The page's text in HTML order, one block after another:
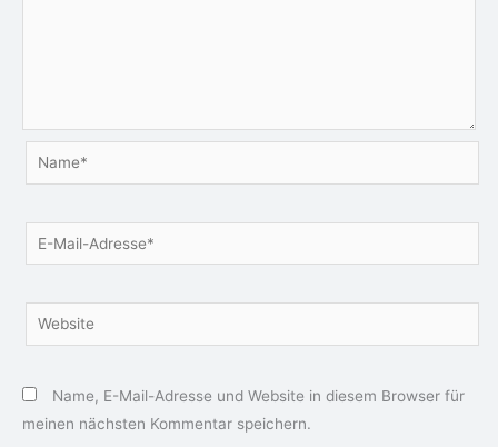
Name*
Mail-
Website
Name, E-Mail-Adresse und Website in diesem Browser für
meinen nächsten Kommentar speichern.